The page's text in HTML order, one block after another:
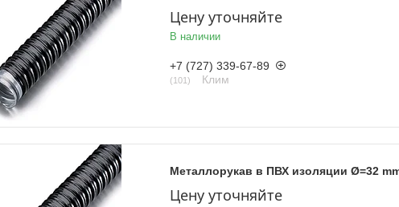
Цену уточняйте
В наличии
+7 (727) 339-67-89
101 Клим
Металлорукав в ПВХ изоляции Ø=32
Цену уточняйте